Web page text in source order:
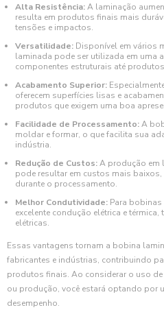
Alta Resistência:A laminação
resulta em produtos finais mais
tensões e impactos.
Versatilidade: Disponível em vários
laminada pode ser utilizada em uma
componentes estruturais até
Acabamento Superior:
oferecem superfícies lisas e
produtos que exigem uma boa
Facilidade de Processamento:A
moldar e formar, o que facilita sua
indústria.
Redução de Custos:A produção em
pode resultar em custos mais
durante o processamento.
Melhor Condutividade: Para
excelente condução elétrica e
elétricas.
Essas vantagens tornam a bobina
fabricantes e indústrias, contribuindo
produtos finais. Ao considerar o uso
ou produção, você estará optando por
desempenho.